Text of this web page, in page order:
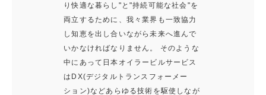
り快適な暮らし"と"持続可能な社会"を
両立するために、我々業界も一致協力
し知恵を出し合いながら未来へ進んで
いかなければなりません。 そのような
中にあって日本オイラービルサービス
はDX(デジタルトランスフォーメー
ション)などあらゆる技術を駆使しなが